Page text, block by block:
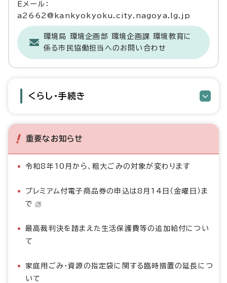
Eメール：
a2662@kankyokyoku.city.nagoya.lg.jp
環境局 環境企画部 環境企画課 環境教育に
係る市民協働担当へのお問い合わせ
くらし・手続き
重要なお知らせ
令和8年10月から、粗大ごみの対象が変わります
プレミアム付電子商品券の申込は8月14日（金曜日）ま
で
最高裁判決を踏まえた生活保護費等の追加給付につい
て
家庭用ごみ・資源の指定袋に関する臨時措置の延長につ
いて